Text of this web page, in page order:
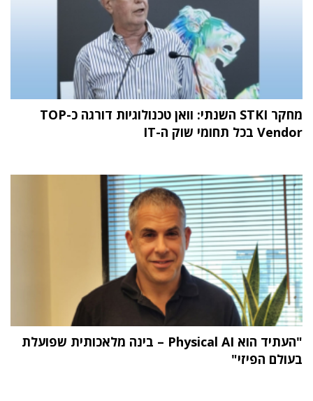
מחקר STKI השנתי: וואן טכנולוגיות דורגה כ-TOP
Vendor בכל תחומי שוק ה-IT
"העתיד הוא Physical AI – בינה מלאכותית שפועלת
בעולם הפיזי"